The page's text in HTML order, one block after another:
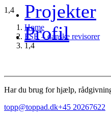
Projekter
Profil
1,4
Home
FSR – danske revisorer
1,4
Har du brug for hjælp,
topp@toppad.dk+45 20267622